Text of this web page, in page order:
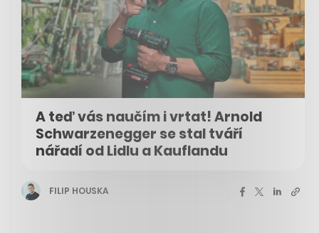
A teď vás naučím i vrtat! Arnold
Schwarzenegger se stal tváří
nářadí od Lidlu a Kauflandu
FILIP HOUSKA